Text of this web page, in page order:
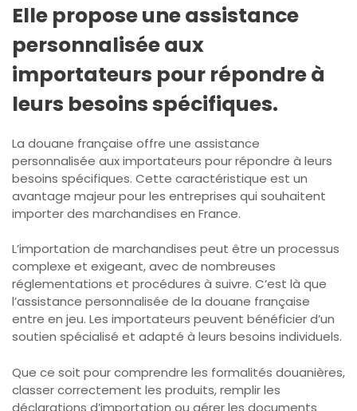
Elle propose une assistance
personnalisée aux
importateurs pour répondre à
leurs besoins spécifiques.
La douane française offre une assistance
personnalisée aux importateurs pour répondre à leurs
besoins spécifiques. Cette caractéristique est un
avantage majeur pour les entreprises qui souhaitent
importer des marchandises en France.
L’importation de marchandises peut être un processus
complexe et exigeant, avec de nombreuses
réglementations et procédures à suivre. C’est là que
l’assistance personnalisée de la douane française
entre en jeu. Les importateurs peuvent bénéficier d’un
soutien spécialisé et adapté à leurs besoins individuels.
Que ce soit pour comprendre les formalités douanières,
classer correctement les produits, remplir les
déclarations d’importation ou gérer les documents